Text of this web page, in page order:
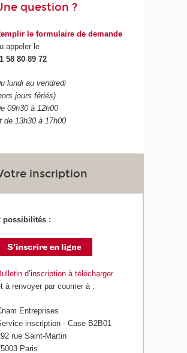
question ?
le formulaire de demande
appeler le
58 80 89 72
lundi au vendredi
jours fériés)
09h30 à 12h00
de 13h30 à 17h00
inscription
possibilités :
d’inscription à télécharger
à renvoyer par courrier à :
Entreprises
inscription - Case B2B01
rue Saint-Martin
Paris